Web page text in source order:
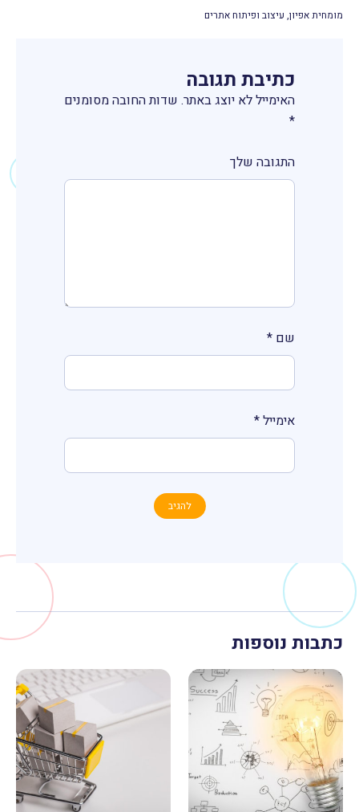
מומחית אפיון, עיצוב ופיתוח אתרים
כתיבת תגובה
האימייל לא יוצג באתר. שדות החובה מסומנים
*
התגובה שלך
שם *
אימייל*
כתבות נוספות